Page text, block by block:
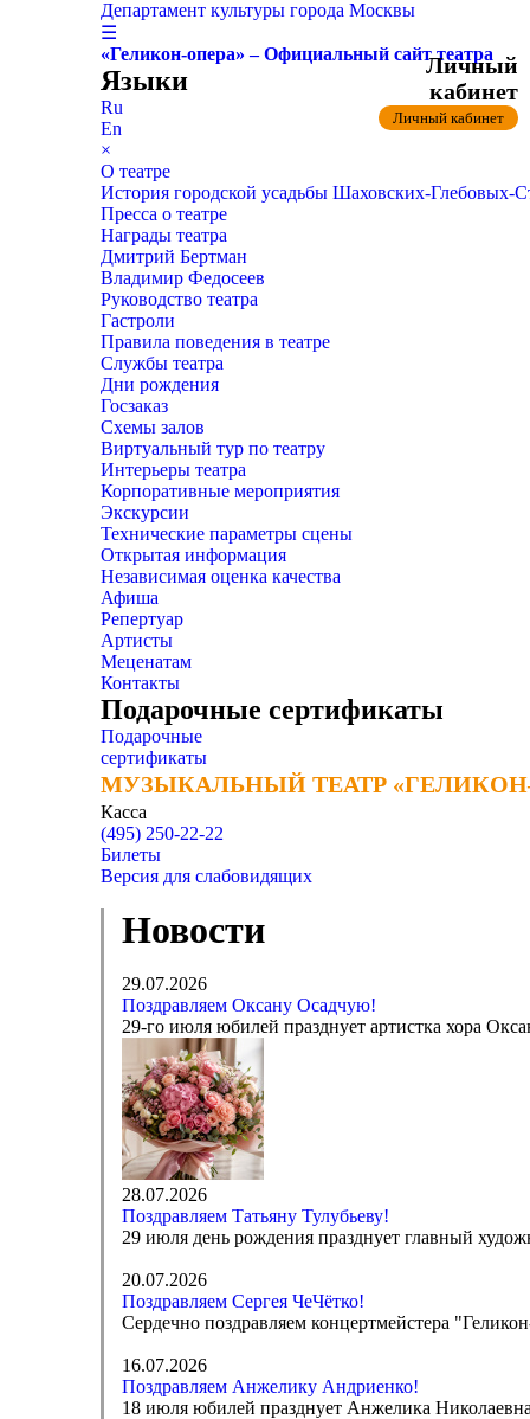
Департамент культуры города Москвы
☰
«Геликон-опера» – Официальный сайт театра
Языки
Ru
En
×
О театре
История городской усадьбы Шаховских-
Пресса о театре
Награды театра
Дмитрий Бертман
Владимир Федосеев
Руководство театра
Гастроли
Правила поведения в театре
Службы театра
Дни рождения
Госзаказ
Схемы залов
Виртуальный тур по театру
Интерьеры театра
Корпоративные мероприятия
Экскурсии
Технические параметры сцены
Открытая информация
Независимая оценка качества
Афиша
Репертуар
Артисты
Меценатам
Контакты
Подарочные сертификаты
Подарочные
сертификаты
МУЗЫКАЛЬНЫЙ ТЕАТР
МУЗЫКАЛЬНЫЙ ТЕАТР
Касса
(495) 250-22-22
Личный
кабинет
Личный кабинет
Билеты
Версия для слабовидящих
Новости
29.07.2026
Поздравляем Оксану Осадчую!
29-го июля юбилей празднует артистка хора
28.07.2026
Поздравляем Татьяну Тулубьеву!
29 июля день рождения празднует главный
20.07.2026
Поздравляем Сергея ЧеЧётко!
Сердечно поздравляем концертмейстера
16.07.2026
Поздравляем Анжелику Андриенко!
18 июля юбилей празднует Анжелика